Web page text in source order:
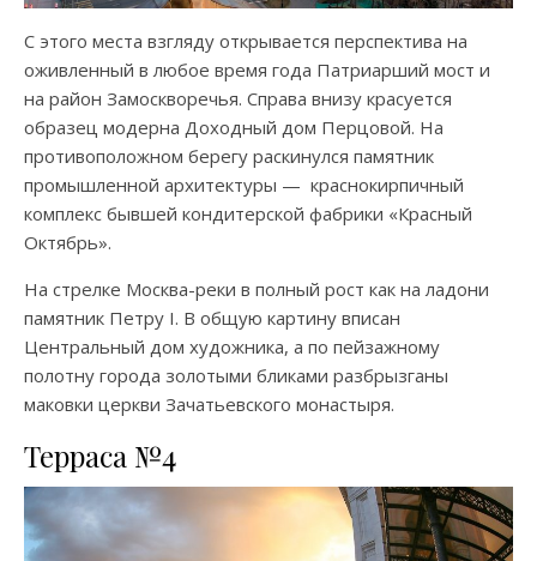
С этого места взгляду открывается перспектива на
оживленный в любое время года Патриарший мост и
на район Замоскворечья. Справа внизу красуется
образец модерна Доходный дом Перцовой. На
противоположном берегу раскинулся памятник
промышленной архитектуры — краснокирпичный
комплекс бывшей кондитерской фабрики «Красный
Октябрь».
На стрелке Москва-реки в полный рост как на ладони
памятник Петру I. В общую картину вписан
Центральный дом художника, а по пейзажному
полотну города золотыми бликами разбрызганы
маковки церкви Зачатьевского монастыря.
Терраса №4